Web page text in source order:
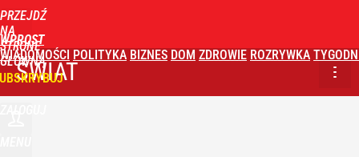
PRZEJDŹ
NA
STRONĘ
GŁÓWNĄ
WPROST
WIADOMOŚCI POLITYKA BIZNES DOM ZDROWIE ROZRYWKA
ŚWIAT